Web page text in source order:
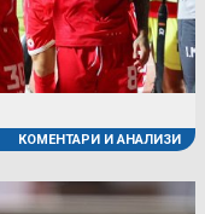
КОМЕНТАРИ И АНАЛИЗИ